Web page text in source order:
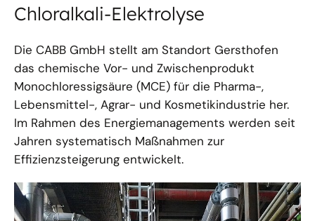
Chloralkali-Elektrolyse
Die CABB GmbH stellt am Standort Gersthofen
das chemische Vor- und Zwischenprodukt
Monochloressigsäure (MCE) für die Pharma-,
Lebensmittel-, Agrar- und Kosmetikindustrie her.
Im Rahmen des Energiemanagements werden seit
Jahren systematisch Maßnahmen zur
Effizienzsteigerung entwickelt.